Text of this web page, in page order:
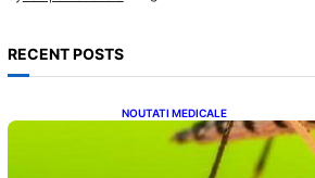
RECENT POSTS
NOUTATI MEDICALE
Virusul West Nile: O
Aproape pentru